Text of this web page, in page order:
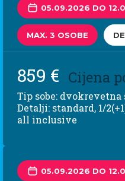
05.09.2026 DO
MAX. 3 OSOBE
859 € Cijena
Tip sobe: dvokrevetna
Detalji: standard, 1/
all inclusive
05.09.2026 DO